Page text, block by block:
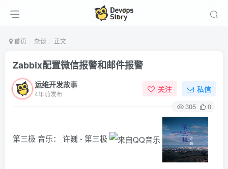
首页 杂谈 正文
Zabbix配置微信报警和邮件报警
运维开发故事
4年前发布 关注 私信
305 0
第三极 音乐： 许巍 - 第三极